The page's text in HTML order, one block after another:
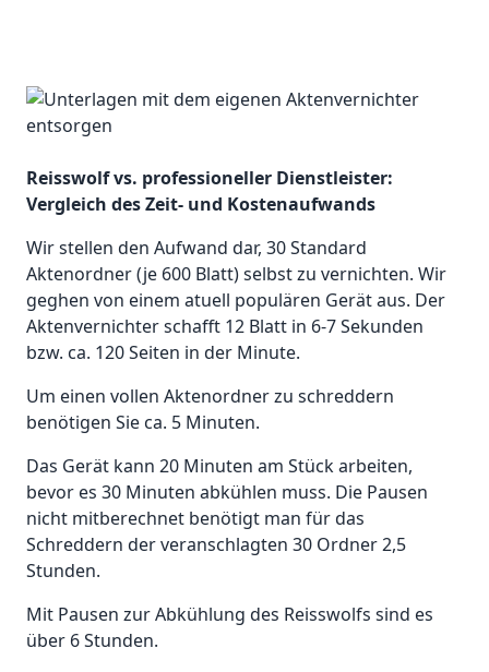
Reisswolf vs. professioneller Dienstleister:
Vergleich des Zeit- und Kostenaufwands
Wir stellen den Aufwand dar, 30 Standard
Aktenordner (je 600 Blatt) selbst zu vernichten. Wir
geghen von einem atuell populären Gerät aus. Der
Aktenvernichter schafft 12 Blatt in 6-7 Sekunden
bzw. ca. 120 Seiten in der Minute.
Um einen vollen Aktenordner zu schreddern
benötigen Sie ca. 5 Minuten.
Das Gerät kann 20 Minuten am Stück arbeiten,
bevor es 30 Minuten abkühlen muss. Die Pausen
nicht mitberechnet benötigt man für das
Schreddern der veranschlagten 30 Ordner 2,5
Stunden.
Mit Pausen zur Abkühlung des Reisswolfs sind es
über 6 Stunden.